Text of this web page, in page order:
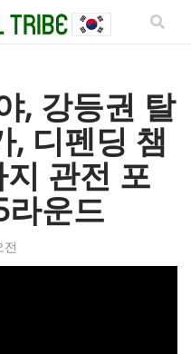
, 강등권 탈
, 디펜딩 챔
관전 포
라운드